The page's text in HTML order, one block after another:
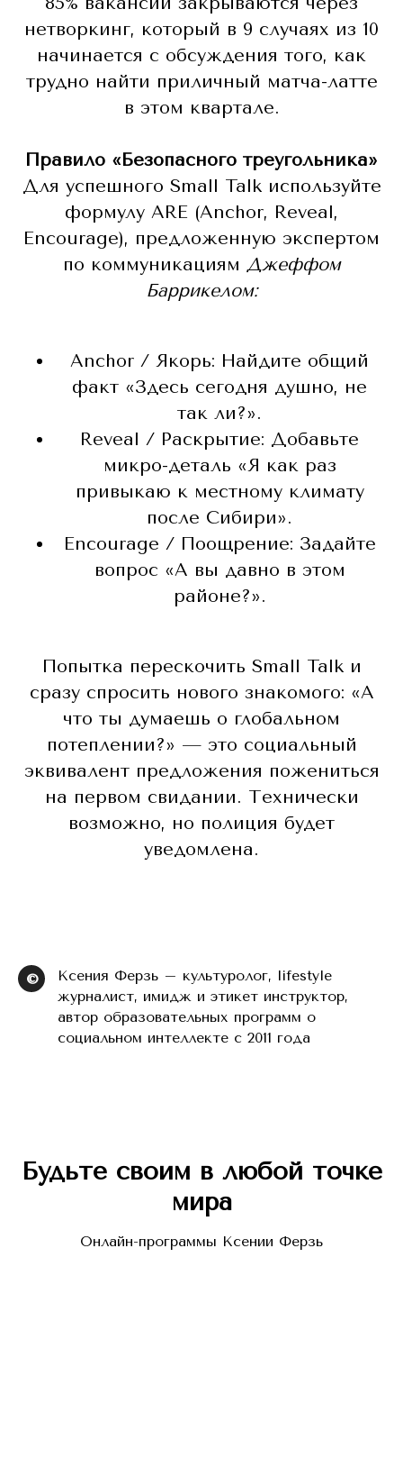
нетворкинг, который в 9 случаях из 10
начинается с обсуждения того, как
трудно найти приличный матча-латте
в этом квартале.
Правило «Безопасного треугольника»
Для успешного Small Talk используйте
формулу ARE (Anchor, Reveal,
Encourage), предложенную экспертом
по коммуникациям Джеффом
Баррикелом:
Anchor / Якорь: Найдите общий
факт «Здесь сегодня душно, не
так ли?».
Reveal / Раскрытие: Добавьте
микро-деталь «Я как раз
привыкаю к местному климату
после Сибири».
Encourage / Поощрение: Задайте
вопрос «А вы давно в этом
районе?».
Попытка перескочить Small Talk и
сразу спросить нового знакомого: «А
что ты думаешь о глобальном
потеплении?» — это социальный
эквивалент предложения пожениться
на первом свидании. Технически
возможно, но полиция будет
уведомлена.
©
Ксения Ферзь – культуролог, lifestyle
журналист, имидж и этикет инструктор,
автор образовательных программ о
социальном интеллекте с 2011 года
Будьте своим в любой точке
мира
Онлайн-программы Ксении Ферзь